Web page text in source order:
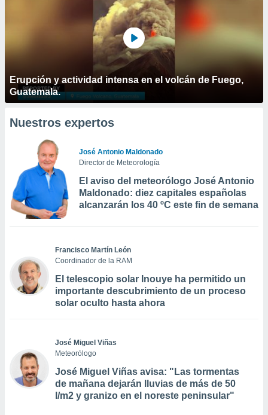
Erupción y actividad intensa en el volcán de Fuego,
Guatemala.
Nuestros expertos
José Antonio Maldonado
Director de Meteorología
El aviso del meteorólogo José Antonio
Maldonado: diez capitales españolas
alcanzarán los 40 ºC este fin de semana
Francisco Martín León
Coordinador de la RAM
El telescopio solar Inouye ha permitido un
importante descubrimiento de un proceso
solar oculto hasta ahora
José Miguel Viñas
Meteorólogo
José Miguel Viñas avisa: "Las tormentas
de mañana dejarán lluvias de más de 50
l/m2 y granizo en el noreste peninsular"